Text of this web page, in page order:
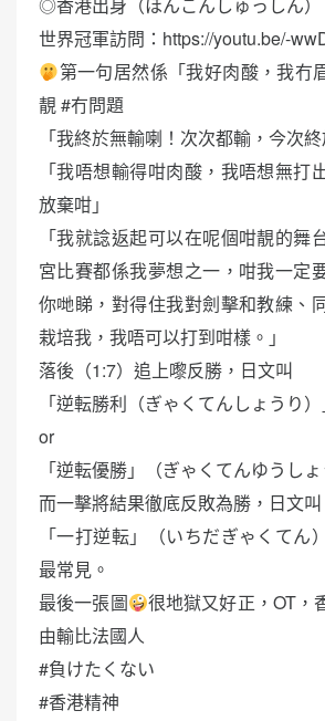
◎香港出身（ほんこんしゅっしん）
世界冠軍訪問：https://youtu.be/-
第一句居然係「我好肉酸，我冇
靚 #冇問題
「我終於無輸喇！次次都輸，今次終
「我唔想輸得咁肉酸，我唔想無打
放棄咁」
「我就諗返起可以在呢個咁靚的舞
宮比賽都係我夢想之一，咁我一定
你哋睇，對得住我對劍擊和教練、
栽培我，我唔可以打到咁樣。」
落後（1:7）追上嚟反勝，日文叫
「逆転勝利（ぎゃくてんしょうり）
or
「逆転優勝」（ぎゃくてんゆうしょ
而一擊將結果徹底反敗為勝，日文叫
「一打逆転」（いちだぎゃくてん
最常見。
最後一張圖
很地獄又好正，OT，
由輸比法國人
#負けたくない
#香港精神